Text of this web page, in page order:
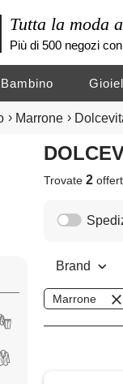
Tutta la moda
Più di 500 negozi
Bambino
› Marrone ›
Trovate2
Brand
Marrone